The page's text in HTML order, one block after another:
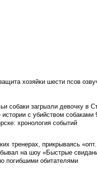
хозяйки шести псов
собаки загрызли девочку в
с убийством собаками
хронология событий
тренерах, прикрываясь
на шоу «Быстрые
погибшими обитателями